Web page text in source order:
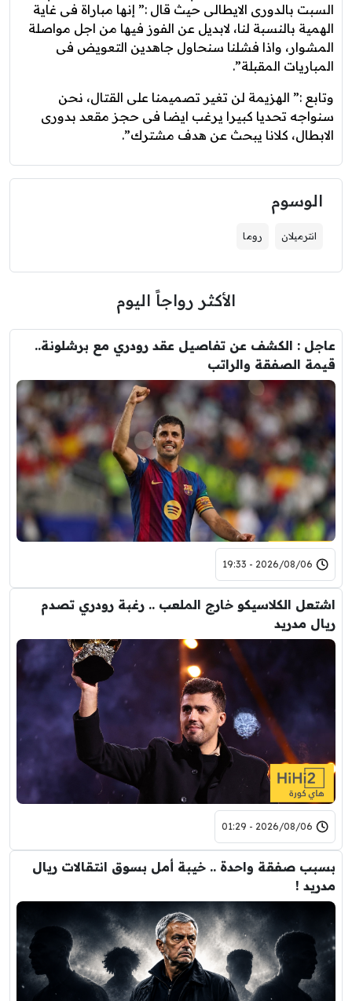
السبت بالدورى الايطالى حيث قال :” إنها مباراة فى غاية
الهمية بالنسبة لنا، لابديل عن الفوز فيها من اجل مواصلة
المشوار، واذا فشلنا سنحاول جاهدين التعويض فى
المباريات المقبلة”.
وتابع :” الهزيمة لن تغير تصميمنا على القتال، نحن
سنواجه تحديا كبيرا يرغب ايضا فى حجز مقعد بدورى
الابطال، كلانا يبحث عن هدف مشترك”.
الوسوم
انترميلان روما
الأكثر رواجاً اليوم
عاجل : الكشف عن تفاصيل عقد رودري مع برشلونة..
قيمة الصفقة والراتب
2026/08/06 - 19:33
اشتعل الكلاسيكو خارج الملعب .. رغبة رودري تصدم
ريال مدريد
2026/08/06 - 01:29
بسبب صفقة واحدة .. خيبة أمل بسوق انتقالات ريال
مدريد !